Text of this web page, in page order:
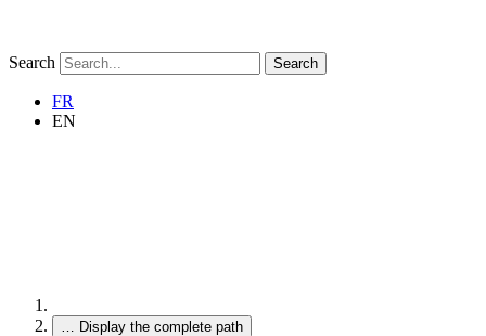
Search Search
FR
EN
… Display the complete path